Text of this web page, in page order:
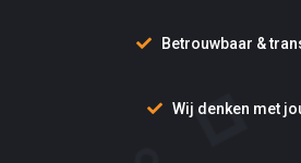
Betrouwbaar &
Wij denken met